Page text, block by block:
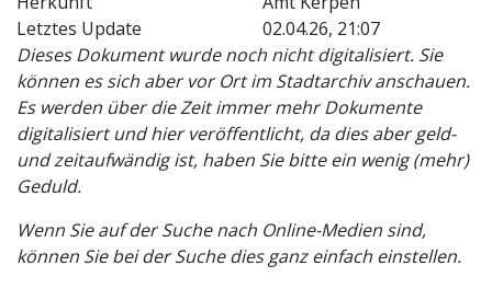
Letztes Update
02.04.26, 21:07
Dieses Dokument wurde noch nicht digitalisiert. Sie
können es sich aber vor Ort im Stadtarchiv anschauen.
Es werden über die Zeit immer mehr Dokumente
digitalisiert und hier veröffentlicht, da dies aber geld-
und zeitaufwändig ist, haben Sie bitte ein wenig (mehr)
Geduld.
Wenn Sie auf der Suche nach Online-Medien sind,
können Sie bei der Suche dies ganz einfach einstellen.